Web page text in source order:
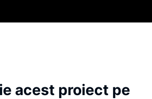
acest proiect pe